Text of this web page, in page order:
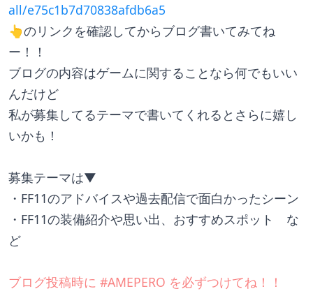
all/e75c1b7d70838afdb6a5
👆のリンクを確認してからブログ書いてみてね
ー！！
ブログの内容はゲームに関することなら何でもいい
んだけど
私が募集してるテーマで書いてくれるとさらに嬉し
いかも！
募集テーマは▼
・FF11のアドバイスや過去配信で面白かったシーン
・FF11の装備紹介や思い出、おすすめスポット　な
ど
ブログ投稿時に #AMEPERO を必ずつけてね！！